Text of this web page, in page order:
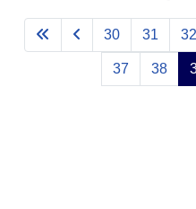
30 31 32
37 38